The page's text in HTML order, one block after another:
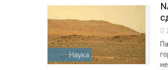
Наука